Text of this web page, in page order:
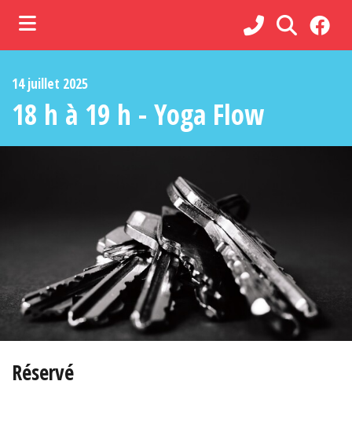
(Services )
(Commerces et tourisme )
14 juillet 2025
18 h à 19 h - Yoga Flow
Réservé